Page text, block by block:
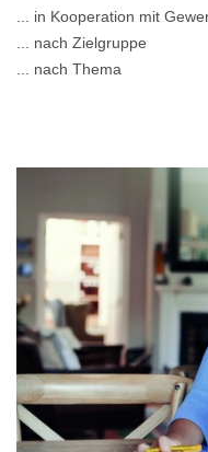
... in Kooperation mit
... nach Zielgruppe
... nach Thema